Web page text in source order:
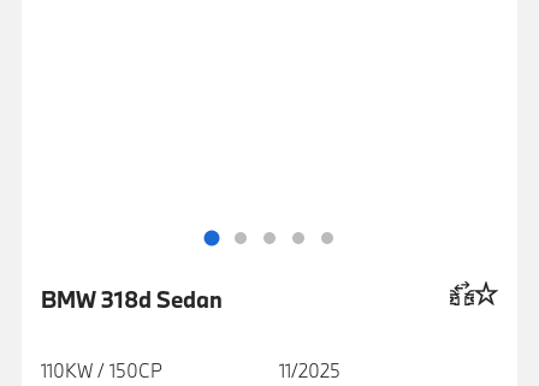
BMW 318d Sedan
110KW / 150CP
11/2025